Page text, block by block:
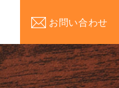
お問い合わせ